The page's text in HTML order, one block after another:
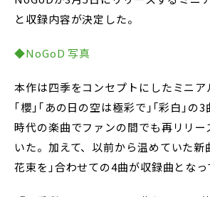
と収録内容が決定した。
◆NoGoD 写真
本作は四季をコンセプトにしたミニ
｢櫻｣｢あの日の空は極彩で｣｢彩白｣の3
時代の楽曲でファンの間でも再リリー
いた。加えて、以前から温めていた新
花束を｣合わせての4曲が収録曲となっ